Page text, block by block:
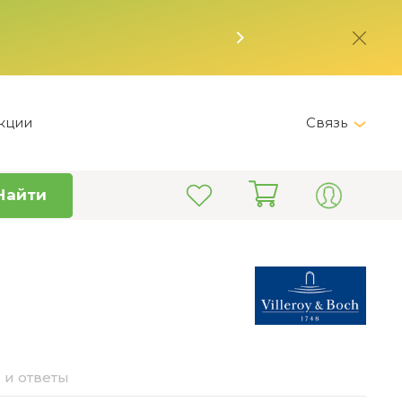
Связь
+7 (495) 150-82-28
info@kitchen-master.ru
ответы